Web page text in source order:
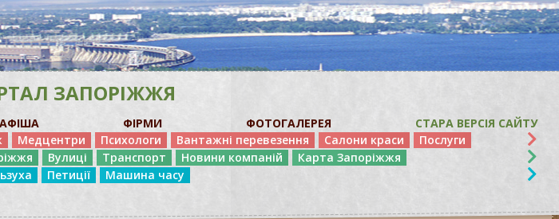
ЗАПОРІЖЖЯ
АФІША ФІРМИ ФОТОГАЛЕРЕЯ
СТАРА ВЕРСІЯ САЙТУ
Медцентри Психологи Вантажні перевезення Салони краси
Послуги
Вулиці Транспорт Новини компаній
Карта Запоріжжя
Петиції Машина часу